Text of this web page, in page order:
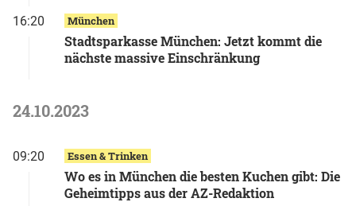
16:20 München
Stadtsparkasse München: Jetzt kommt die
nächste massive Einschränkung
24.10.2023
09:20 Essen & Trinken
Wo es in München die besten Kuchen gibt: Die
Geheimtipps aus der AZ-Redaktion